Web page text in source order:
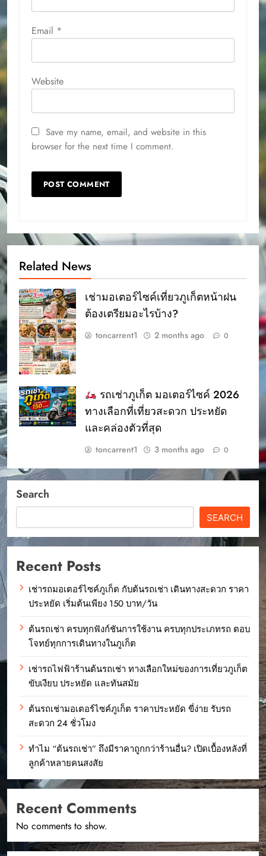
Email *
Website
Save my name, email, and website in this
browser for the next time I comment.
Related News
เช่ามอเตอร์ไซค์เที่ยวภูเก็ตหน้าฝน
ต้องเตรียมอะไรบ้าง?
toncarrent1 2 months ago 0
รถเช่าภูเก็ต มอเตอร์ไซค์ 2026
ทางเลือกที่เที่ยวสะดวก ประหยัด
และคล่องตัวที่สุด
toncarrent1 3 months ago 0
Search
SEARCH
Recent Posts
เช่ารถมอเตอร์ไซค์ภูเก็ต กับต้นรถเช่า เดินทางสะดวก ราคา
ประหยัด เริ่มต้นเพียง 150 บาท/วัน
ต้นรถเช่า ครบทุกฟังก์ชันการใช้งาน ครบทุกประเภทรถ ตอบ
โจทย์ทุกการเดินทางในภูเก็ต
เช่ารถไฟฟ้าร้านต้นรถเช่า ทางเลือกใหม่ของการเที่ยวภูเก็ต
ขับเงียบ ประหยัด และทันสมัย
ต้นรถเช่ามอเตอร์ไซค์ภูเก็ต ราคาประหยัด ขี่ง่าย รับรถ
สะดวก 24 ชั่วโมง
ทำไม “ต้นรถเช่า” ถึงมีราคาถูกกว่าร้านอื่น? เปิดเบื้องหลังที่
ลูกค้าหลายคนสงสัย
Recent Comments
No comments to show.